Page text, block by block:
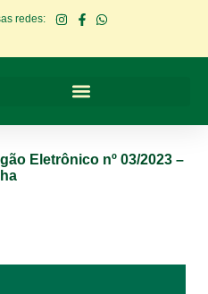
redes:
Eletrônico nº 03/2023 –